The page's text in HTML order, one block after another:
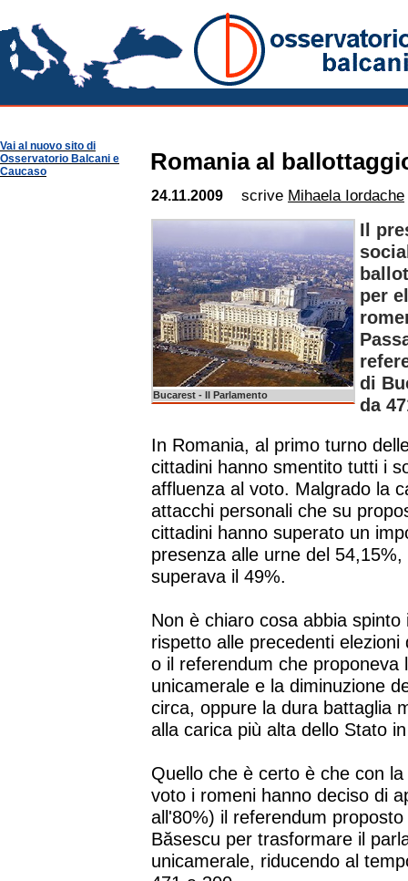
Vai al nuovo sito di
Osservatorio Balcani e
Caucaso
Romania al
24.11.2009 scrive Mihaela Iordache
Bucarest - Il Parlamento
Il
per
di
da
In Romania, al primo turno
cittadini hanno smentito tutti i
affluenza al voto. Malgrado la
attacchi personali che su
cittadini hanno superato un
presenza alle urne del
superava il 49%.
Non è chiaro cosa abbia
rispetto alle precedenti
o il referendum che proponeva
unicamerale e la diminuzione
circa, oppure la dura battaglia
alla carica più alta dello Stato
Quello che è certo è che con
voto i romeni hanno deciso di
all'80%) il referendum
Băsescu per trasformare il
unicamerale, riducendo al